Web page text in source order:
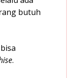
butuh
.